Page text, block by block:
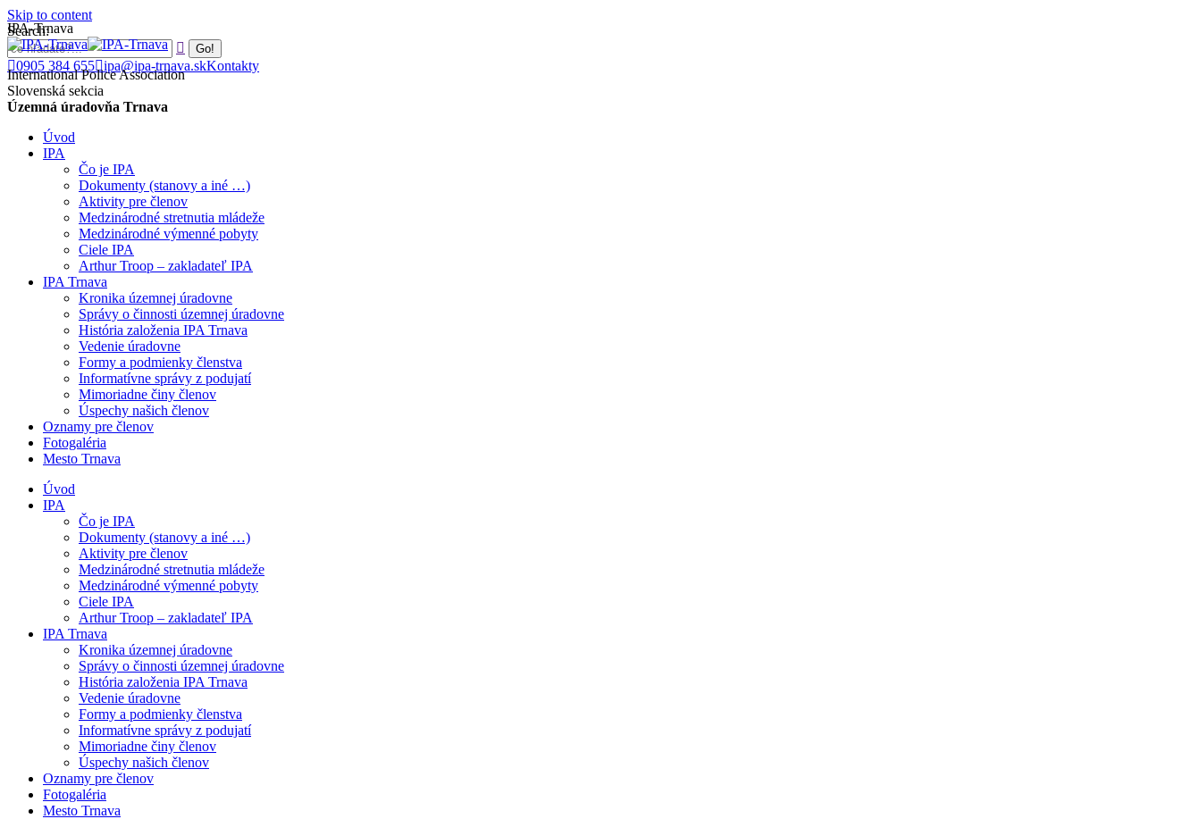
Skip to content
Search:
0905 384 655 ipa@ipa-trnava.skKontakty
IPA-Trnava
International Police Association
Slovenská sekcia
Územná úradovňa Trnava
Úvod
IPA
Čo je IPA
Dokumenty (stanovy a iné …)
Aktivity pre členov
Medzinárodné stretnutia mládeže
Medzinárodné výmenné pobyty
Ciele IPA
Arthur Troop – zakladateľ IPA
IPA Trnava
Kronika územnej úradovne
Správy o činnosti územnej úradovne
História založenia IPA Trnava
Vedenie úradovne
Formy a podmienky členstva
Informatívne správy z podujatí
Mimoriadne činy členov
Úspechy našich členov
Oznamy pre členov
Fotogaléria
Mesto Trnava
Úvod
IPA
Čo je IPA
Dokumenty (stanovy a iné …)
Aktivity pre členov
Medzinárodné stretnutia mládeže
Medzinárodné výmenné pobyty
Ciele IPA
Arthur Troop – zakladateľ IPA
IPA Trnava
Kronika územnej úradovne
Správy o činnosti územnej úradovne
História založenia IPA Trnava
Vedenie úradovne
Formy a podmienky členstva
Informatívne správy z podujatí
Mimoriadne činy členov
Úspechy našich členov
Oznamy pre členov
Fotogaléria
Mesto Trnava